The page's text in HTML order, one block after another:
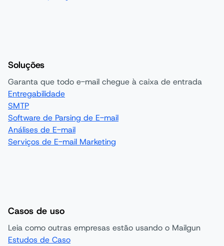
Soluções
Garanta que todo e-mail chegue à caixa de entrada
Entregabilidade
SMTP
Software de Parsing de E-mail
Análises de E-mail
Serviços de E-mail Marketing
Casos de uso
Leia como outras empresas estão usando o Mailgun
Estudos de Caso